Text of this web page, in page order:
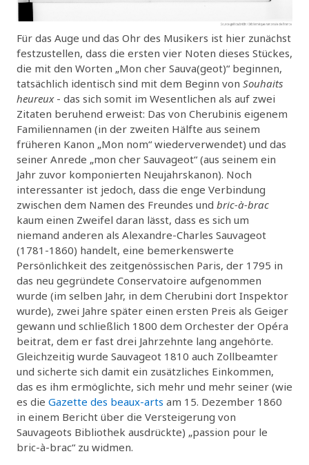
Für das Auge und das Ohr des Musikers ist hier zunächst
festzustellen, dass die ersten vier Noten dieses Stückes,
die mit den Worten „Mon cher Sauva(geot)“ beginnen,
tatsächlich identisch sind mit dem Beginn von Souhaits
heureux- das sich somit im Wesentlichen als auf zwei
Zitaten beruhend erweist: Das von Cherubinis eigenem
Familiennamen (in der zweiten Hälfte aus seinem
früheren Kanon „Mon nom“ wiederverwendet) und das
seiner Anrede „mon cher Sauvageot“ (aus seinem ein
Jahr zuvor komponierten Neujahrskanon). Noch
interessanter ist jedoch, dass die enge Verbindung
zwischen dem Namen des Freundes und bric-à-brac
kaum einen Zweifel daran lässt, dass es sich um
niemand anderen als Alexandre-Charles Sauvageot
(1781-1860) handelt, eine bemerkenswerte
Persönlichkeit des zeitgenössischen Paris, der 1795 in
das neu gegründete Conservatoire aufgenommen
wurde (im selben Jahr, in dem Cherubini dort Inspektor
wurde), zwei Jahre später einen ersten Preis als Geiger
gewann und schließlich 1800 dem Orchester der Opéra
beitrat, dem er fast drei Jahrzehnte lang angehörte.
Gleichzeitig wurde Sauvageot 1810 auch Zollbeamter
und sicherte sich damit ein zusätzliches Einkommen,
das es ihm ermöglichte, sich mehr und mehr seiner (wie
es die Gazette des beaux-arts am 15. Dezember 1860
in einem Bericht über die Versteigerung von
Sauvageots Bibliothek ausdrückte) „passion pour le
bric-à-brac“ zu widmen.